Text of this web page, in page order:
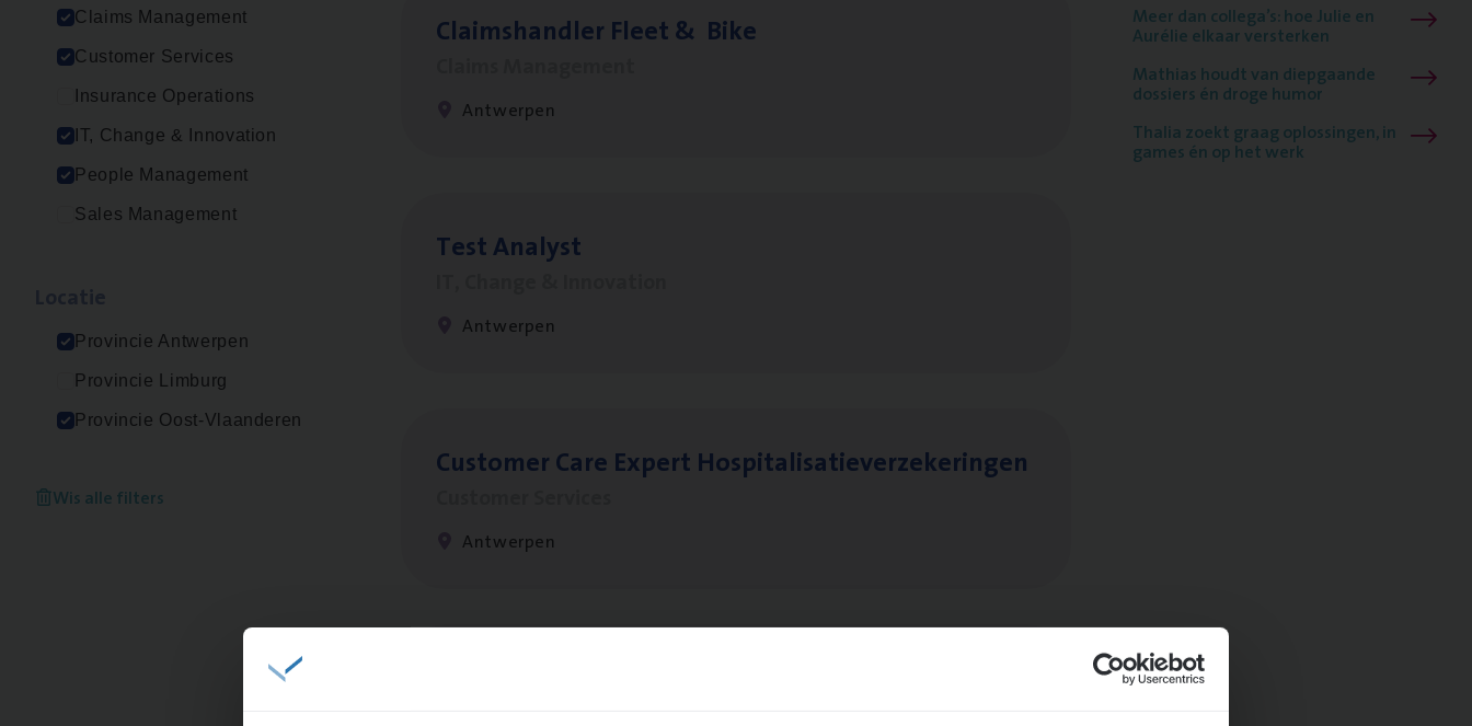
Claims Management
Customer Services
Insurance Operations
IT, Change & Innovation
People Management
Sales Management
Provincie Antwerpen
Provincie Limburg
Provincie Oost-Vlaanderen
Wis alle filters
Claims­hand­ler Fleet& Bike
Antwerpen
Test Ana­lyst
Antwerpen
Cus­to­mer Care Expert Hospitalisatieverzekeringen
Antwerpen
Meer dan collega’s: hoe Julie en
Aurélie elkaar versterken
Mathias houdt van diepgaande
dossiers én droge humor
Thalia zoekt graag oplossingen, in
games én op het werk